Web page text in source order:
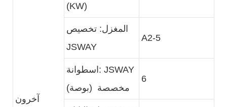
آخرون
(KW)
المغزل: تخصيص
JSWAY
A2-5
اسطوانة: JSWAY
مخصصة (بوصة)
6